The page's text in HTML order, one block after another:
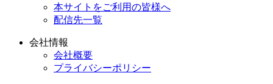
本サイトをご利用の皆様へ
配信先一覧
会社情報
会社概要
プライバシーポリシー